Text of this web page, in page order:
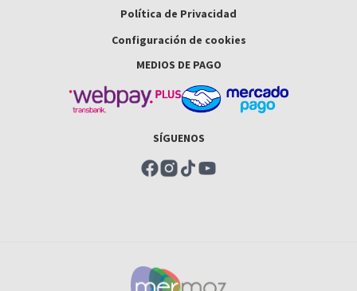
Política de Privacidad
Configuración de cookies
MEDIOS DE PAGO
SÍGUENOS